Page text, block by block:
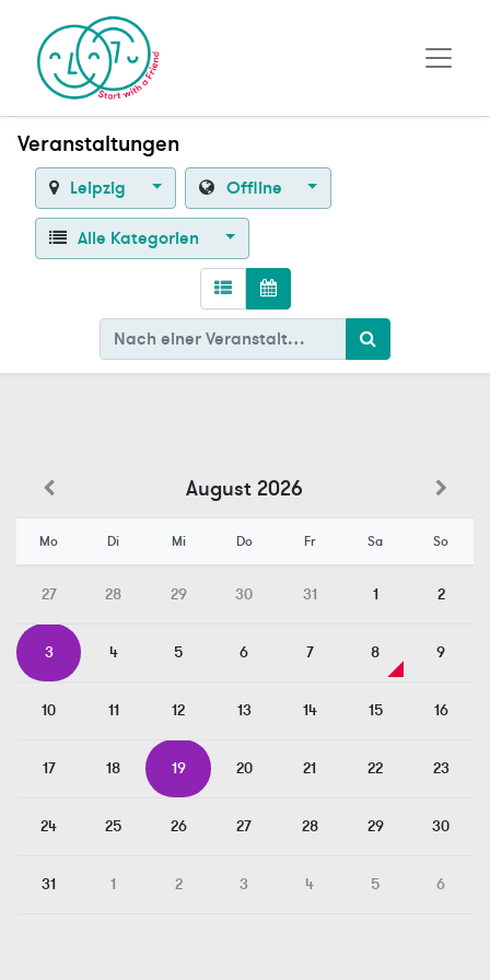
Veranstaltungen
Leipzig Offline
Alle Kategorien
August 2026
Mo Di Mi Do Fr Sa So
27 28 29 30 31 1 2
3 4 5 6 7 8 9
10 11 12 13 14 15 16
17 18 19 20 21 22 23
24 25 26 27 28 29 30
31 1 2 3 4 5 6